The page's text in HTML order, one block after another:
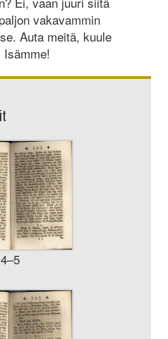
vakavammin
Auta meitä, kuule
4–5